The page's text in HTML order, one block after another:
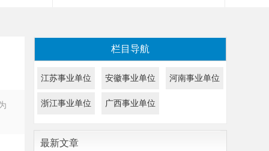
栏目导航
江苏事业单位 安徽事业单位 河南事业单位
浙江事业单位 广西事业单位
最新文章